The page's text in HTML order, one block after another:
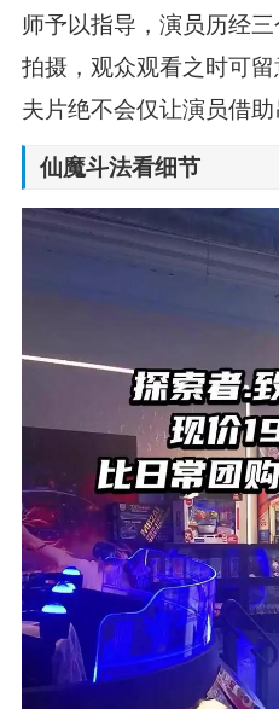
师予以指导，演员历经
拍摄，观众观看之时可
夫片绝不会仅让演员借助
仙魔斗法看细节